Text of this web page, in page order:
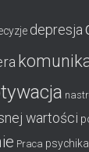
depresja
wartości
Praca psychika